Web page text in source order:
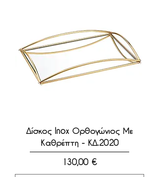
Δίσκος Inox Ορθογώνιος Με
Καθρέπτη - ΚΔ.2020
Τιμή
130,00 €